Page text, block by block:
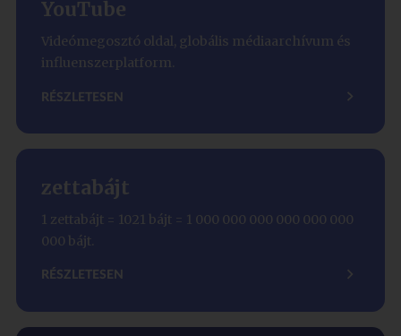
YouTube
Videómegosztó oldal, globális médiaarchívum és
influenszerplatform.
RÉSZLETESEN
zettabájt
1 zettabájt = 1021 bájt = 1 000 000 000 000 000 000
000 bájt.
RÉSZLETESEN